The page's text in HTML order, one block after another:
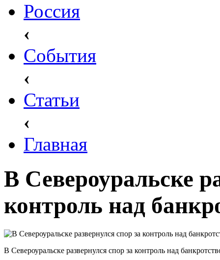
Россия
‹
События
‹
Статьи
‹
Главная
В Североуральске
контроль над
В Североуральске развернулся спор за контроль над